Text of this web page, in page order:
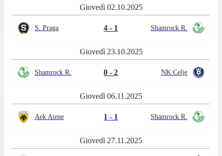
Giovedì 02.10.2025
S. Praga 4 - 1 Shamrock R.
Giovedì 23.10.2025
Shamrock R. 0 - 2 NK Celje
Giovedì 06.11.2025
Aek Atene 1 - 1 Shamrock R.
Giovedì 27.11.2025